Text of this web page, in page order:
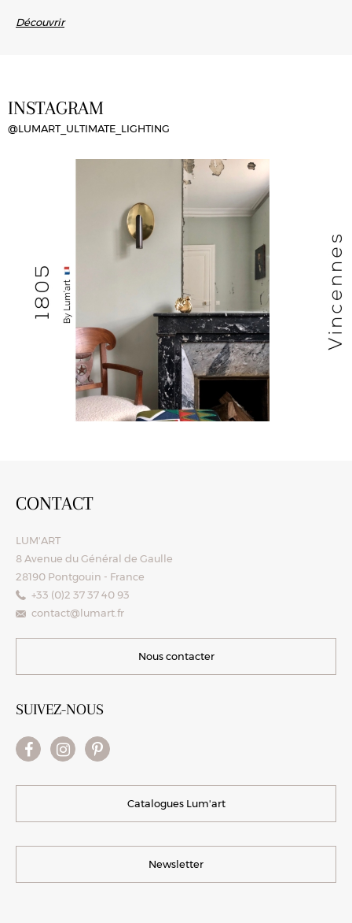
Découvrir
INSTAGRAM
@LUMART_ULTIMATE_LIGHTING
CONTACT
LUM'ART
8 Avenue du Général de Gaulle
28190 Pontgouin - France
+33 (0)2 37 37 40 93
contact@lumart.fr
Nous contacter
SUIVEZ-NOUS
Catalogues Lum'art
Newsletter